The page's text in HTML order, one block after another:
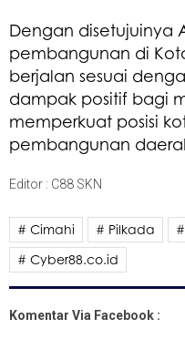
Dengan disetujuinya
pembangunan di
berjalan sesuai
dampak positif bagi
memperkuat posisi
pembangunan
Editor : C88 SKN
# Cimahi # Pilkada
# Cyber88.co.id
Komentar Via Facebook :